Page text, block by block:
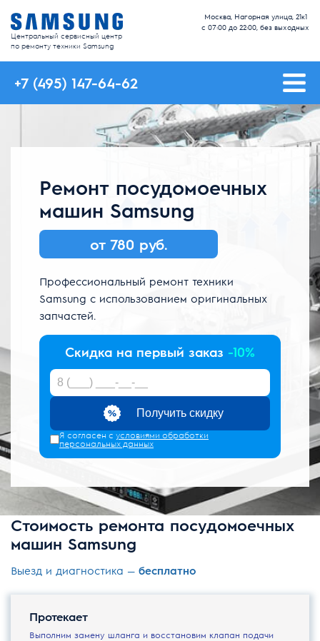
Центральный сервисный центр
по ремонту техники Samsung
Москва, Нагорная улица, 21к1
с 07:00 до 22:00, без выходных
+7 (495) 147-64-62
Ремонт посудомоечных
машин Samsung
от 780 руб.
Профессиональный ремонт техники
Samsung с использованием оригинальных
запчастей.
Скидка на первый заказ -10%
Получить скидку
Я согласен с условиями обработки
персональных данных
Стоимость ремонта посудомоечных
машин Samsung
Выезд и диагностика — бесплатно
Протекает
Выполним замену шланга и восстановим клапан подачи